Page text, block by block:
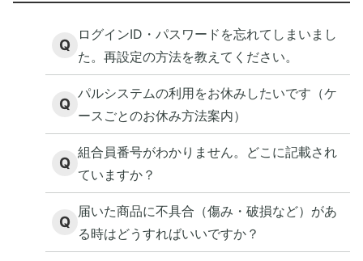
Q
ログインID・パスワードを忘れてしまいまし
た。再設定の方法を教えてください。
Q
パルシステムの利用をお休みしたいです（ケ
ースごとのお休み方法案内）
Q
組合員番号がわかりません。どこに記載され
ていますか？
Q
届いた商品に不具合（傷み・破損など）があ
る時はどうすればいいですか？